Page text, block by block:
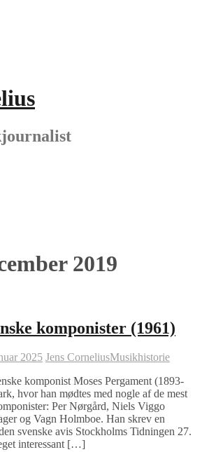
2019
komponister (1961)
2025 Jens CorneliusMusikhistorie
komponist Moses Pergament (1893-
hvor han mødtes med nogle af de mest
Per Nørgård, Niels Viggo
og Vagn Holmboe. Han skrev en
svenske avis Stockholms Tidningen 27.
interessant […]